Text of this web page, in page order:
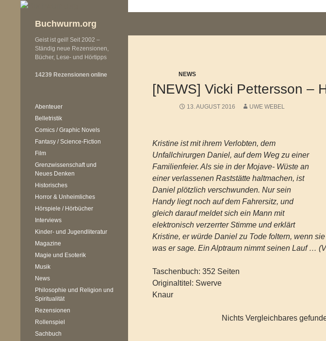
Buchwurm.org
NEWS
[NEWS] Vicki Pettersson –
13. AUGUST 2016 UWE WEBEL
Kristine ist mit ihrem Verlobten, dem
Unfallchirurgen Daniel, auf dem Weg zu einer
Familienfeier. Als sie in der Mojave- Wüste an
einer verlassenen Raststätte haltmachen, ist
Daniel plötzlich verschwunden. Nur sein
Handy liegt noch auf dem Fahrersitz, und
gleich darauf meldet sich ein Mann mit
elektronisch verzerrter Stimme und erklärt
Kristine, er würde Daniel zu Tode foltern, wenn
was er sage. Ein Alptraum nimmt seinen Lauf …
Taschenbuch: 352 Seiten
Originaltitel: Swerve
Knaur
Nichts Vergleichbares
Geist ist geil! Seit 2002 –
Ständig neue Rezensionen,
Bücher, Lese- und Hörtipps
14239 Rezensionen online
Abenteuer
Belletristik
Comics / Graphic Novels
Fantasy / Science-Fiction
Film
Grenzwissenschaft und
Neues Denken
Historisches
Horror & Unheimliches
Hörspiele / Hörbücher
Interviews
Kinder- und Jugendliteratur
Magazine
Magie und Esoterik
Musik
News
Philosophie und Religion und
Spiritualität
Rezensionen
Rollenspiel
Sachbuch